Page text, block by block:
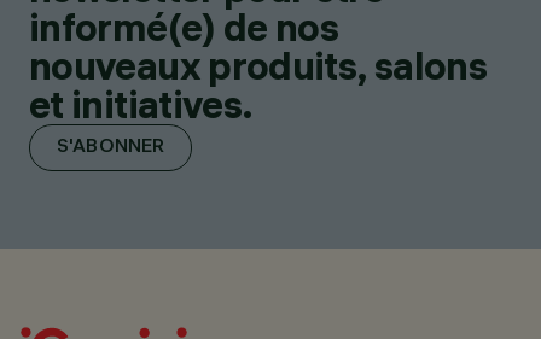
informé(e) de nos
nouveaux produits, salons
et initiatives.
S'ABONNER